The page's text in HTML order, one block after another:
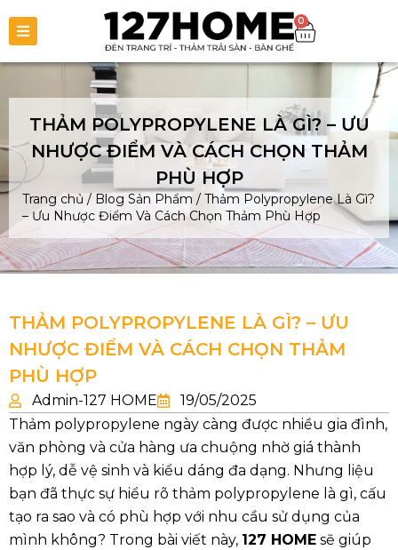
0
THẢM POLYPROPYLENE LÀ GÌ? – ƯU
NHƯỢC ĐIỂM VÀ CÁCH CHỌN THẢM
PHÙ HỢP
Trang chủ / Blog Sản Phẩm / Thảm Polypropylene Là Gì?
– Ưu Nhược Điểm Và Cách Chọn Thảm Phù Hợp
THẢM POLYPROPYLENE LÀ GÌ? – ƯU
NHƯỢC ĐIỂM VÀ CÁCH CHỌN THẢM
PHÙ HỢP
Admin-127 HOME
19/05/2025
Thảm polypropylene ngày càng được nhiều gia đình,
văn phòng và cửa hàng ưa chuộng nhờ giá thành
hợp lý, dễ vệ sinh và kiểu dáng đa dạng. Nhưng liệu
bạn đã thực sự hiểu rõ thảm polypropylene là gì, cấu
tạo ra sao và có phù hợp với nhu cầu sử dụng của
mình không? Trong bài viết này, 127 HOME sẽ giúp